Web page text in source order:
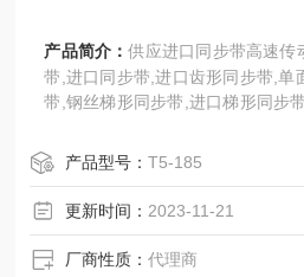
产品简介：供应进口同步带高速传
带,进口同步带,进口齿形同步带,单
带,钢丝梯形同步带,进口梯形同步
5、DT10型。日本三星、美国盖茨
业皮带。
产品型号：T5-185
更新时间： 2023-11-21
厂商性质：代理商